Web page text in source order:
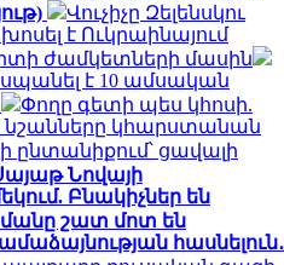
Վուչիչը Զելենսկու
է Ուկրաինայում
ժամկետների մասին
է 10 ամսական
Փողը գետի պես կհոսի.
նշանները կհարստանան
ընտանիքում՝ ցավալի
Նովայի
Բնակիչներ են
շատ մոտ են
հասնելուն․